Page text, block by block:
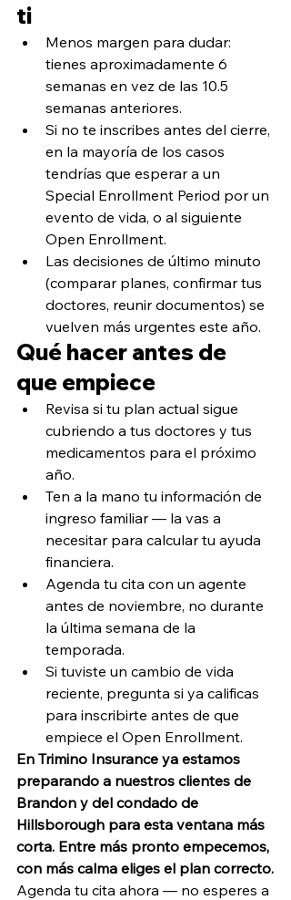
ti
Menos margen para dudar:
tienes aproximadamente 6
semanas en vez de las 10.5
semanas anteriores.
Si no te inscribes antes del cierre,
en la mayoría de los casos
tendrías que esperar a un
Special Enrollment Period por un
evento de vida, o al siguiente
Open Enrollment.
Las decisiones de último minuto
(comparar planes, confirmar tus
doctores, reunir documentos) se
vuelven más urgentes este año.
Qué hacer antes de
que empiece
Revisa si tu plan actual sigue
cubriendo a tus doctores y tus
medicamentos para el próximo
año.
Ten a la mano tu información de
ingreso familiar — la vas a
necesitar para calcular tu ayuda
financiera.
Agenda tu cita con un agente
antes de noviembre, no durante
la última semana de la
temporada.
Si tuviste un cambio de vida
reciente, pregunta si ya calificas
para inscribirte antes de que
empiece el Open Enrollment.
En Trimino Insurance ya estamos
preparando a nuestros clientes de
Brandon y del condado de
Hillsborough para esta ventana más
corta. Entre más pronto empecemos,
con más calma eliges el plan correcto.
Agenda tu cita ahora — no esperes a